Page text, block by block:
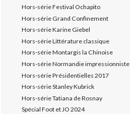
Hors-série Festival Ochapito
Hors-série Grand Confinement
Hors-série Karine Giebel
Hors-série Littérature classique
Hors-série Montargis la Chinoise
Hors-série Normandie impressionniste
Hors-série Présidentielles 2017
Hors-série Stanley Kubrick
Hors-série Tatiana de Rosnay
Spécial Foot et JO 2024